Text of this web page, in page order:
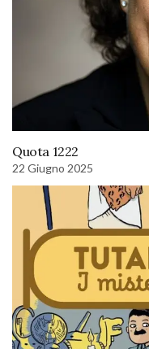
Quota 1222
22 Giugno 2025